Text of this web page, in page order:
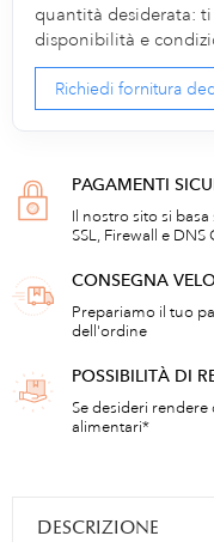
quantità desiderata:
disponibilità e
Richiedi fornitura
PAGAMENTI
Il nostro sito si
SSL, Firewall e DNS
CONSEGNA
Prepariamo il tuo
dell'ordine
POSSIBILITÀ DI
Se desideri
alimentari*
DESCRIZIONE